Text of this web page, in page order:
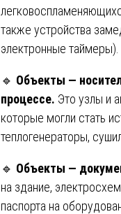
также устройства
электронные таймеры).
🔹 Объекты —
процессе. Это узлы и
которые могли стать
теплогенераторы,
🔹 Объекты —
на здание,
паспорта на